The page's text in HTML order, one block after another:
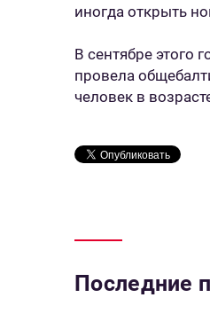
иногда открыть
В сентябре этого
провела
человек в
Последние